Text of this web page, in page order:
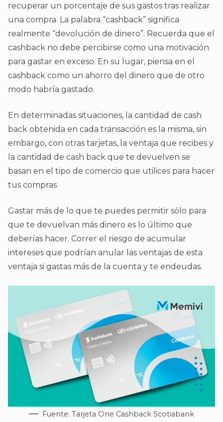
recuperar un porcentaje de sus gastos tras realizar
una compra. La palabra “cashback” significa
realmente “devolución de dinero”. Recuerda que el
cashback no debe percibirse como una motivación
para gastar en exceso. En su lugar, piensa en el
cashback como un ahorro del dinero que de otro
modo habría gastado.
En determinadas situaciones, la cantidad de cash
back obtenida en cada transacción es la misma, sin
embargo, con otras tarjetas, la ventaja que recibes y
la cantidad de cash back que te devuelven se
basan en el tipo de comercio que utilices para hacer
tus compras.
Gastar más de lo que te puedes permitir sólo para
que te devuelvan más dinero es lo último que
deberías hacer. Correr el riesgo de acumular
intereses que podrían anular las ventajas de esta
ventaja si gastas más de la cuenta y te endeudas.
Fuente: Tarjeta One Cashback Scotiabank